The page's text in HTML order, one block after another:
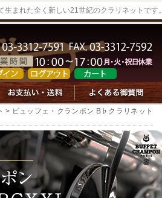
まれた全く新しい21世紀のクラリネットです。
> ビュッフェ・クランポン B♭クラリネット